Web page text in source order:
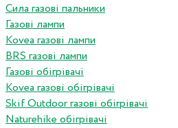
Сила газові пальники
Газові лампи
Kovea газові лампи
BRS газові лампи
Газові обігрівачі
Kovea газові обігрівачі
Skif Outdoor газові обігрівачі
Naturehike обігрівачі